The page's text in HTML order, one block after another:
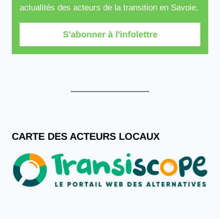
actualités des acteurs de la transition en Savoie.
S'abonner à l'infolettre
CARTE DES ACTEURS LOCAUX